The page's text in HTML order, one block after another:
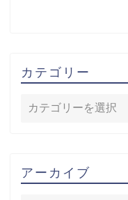
カテゴリー
アーカイブ